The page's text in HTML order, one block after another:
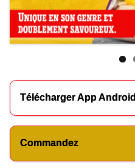
Télécharger App Android
Commandez